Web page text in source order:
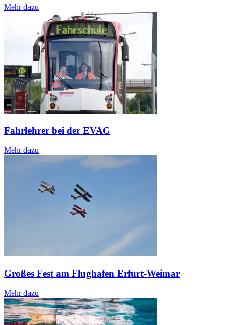
Mehr dazu
Fahrlehrer bei der EVAG
Mehr dazu
Großes Fest am Flughafen Erfurt-Weimar
Mehr dazu